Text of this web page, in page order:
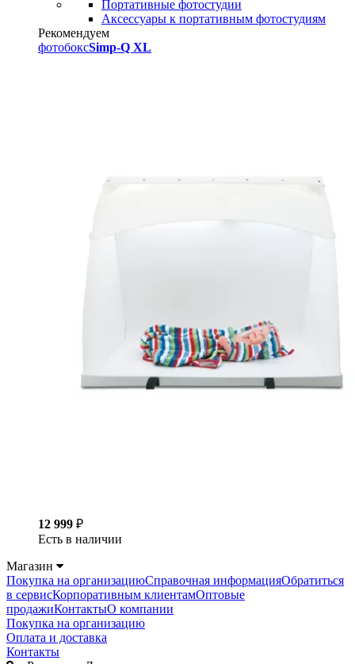
Портативные фотостудии
Аксессуары к портативным фотостудиям
Рекомендуем
фотобоксSimp-Q XL
12 999 ₽
Есть в наличии
Магазин
Покупка на организациюСправочная информацияОбратиться
в сервисКорпоративным клиентамОптовые
продажиКонтактыО компании
Покупка на организацию
Оплата и доставка
Контакты